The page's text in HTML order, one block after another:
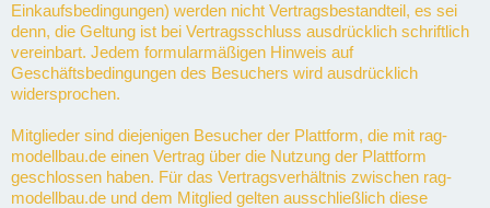
Einkaufsbedingungen) werden nicht Vertragsbestandteil, es sei
denn, die Geltung ist bei Vertragsschluss ausdrücklich schriftlich
vereinbart. Jedem formularmäßigen Hinweis auf
Geschäftsbedingungen des Besuchers wird ausdrücklich
widersprochen.
Mitglieder sind diejenigen Besucher der Plattform, die mit rag-
modellbau.de einen Vertrag über die Nutzung der Plattform
geschlossen haben. Für das Vertragsverhältnis zwischen rag-
modellbau.de und dem Mitglied gelten ausschließlich diese